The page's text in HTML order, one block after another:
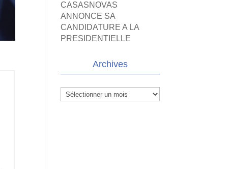
CASASNOVAS
ANNONCE SA
CANDIDATURE A LA
PRESIDENTIELLE
Archives
Archives